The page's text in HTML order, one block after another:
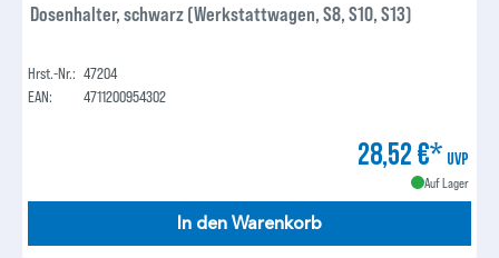
Dosenhalter, schwarz (Werkstattwagen, S8, S10, S13)
Hrst.-Nr.: 47204
EAN:
4711200954302
28,52 €* UVP
Auf Lager
In den Warenkorb